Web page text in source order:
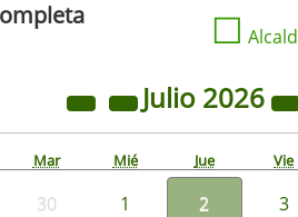
☐
Julio 2026
Mar Mié Jue Vie
30 1 2 3